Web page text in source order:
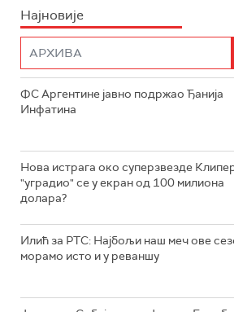
Најновије
ФС Аргентине јавно подржао Ђанија
Инфатина
Нова истрага око суперзвезде
"уградио" се у екран од 100 милиона
долара?
Илић за РТС: Најбољи наш меч ове
морамо исто и у реваншу